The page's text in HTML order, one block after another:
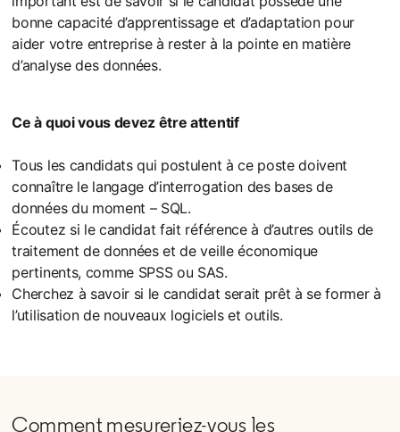
bonne capacité d’apprentissage et d’adaptation pour
aider votre entreprise à rester à la pointe en matière
d’analyse des données.
Ce à quoi vous devez être attentif
Tous les candidats qui postulent à ce poste doivent
connaître le langage d’interrogation des bases de
données du moment – SQL.
Écoutez si le candidat fait référence à d’autres outils de
traitement de données et de veille économique
pertinents, comme SPSS ou SAS.
Cherchez à savoir si le candidat serait prêt à se former à
l’utilisation de nouveaux logiciels et outils.
Comment mesureriez-vous les